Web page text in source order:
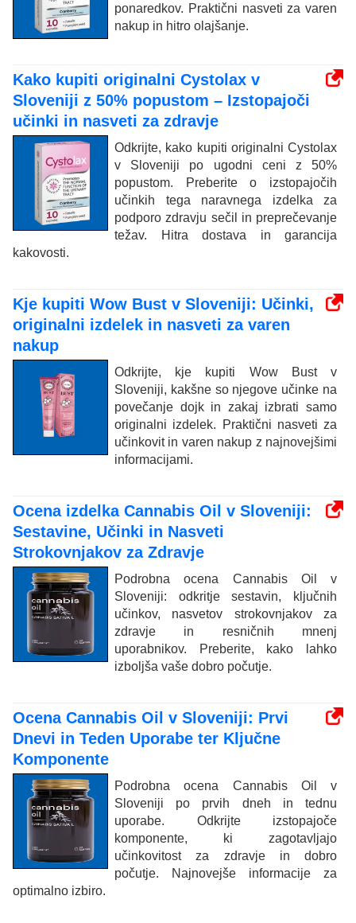
ponaredkov. Praktični nasveti za varen
nakup in hitro olajšanje.
Kako kupiti originalni Cystolax v
Sloveniji z 50% popustom – Izstopajoči
učinki in nasveti za zdravje
Odkrijte, kako kupiti originalni Cystolax
v Sloveniji po ugodni ceni z 50%
popustom. Preberite o izstopajočih
učinkih tega naravnega izdelka za
podporo zdravju sečil in preprečevanje
težav. Hitra dostava in garancija
kakovosti.
Kje kupiti Wow Bust v Sloveniji: Učinki,
originalni izdelek in nasveti za varen
nakup
Odkrijte, kje kupiti Wow Bust v
Sloveniji, kakšne so njegove učinke na
povečanje dojk in zakaj izbrati samo
originalni izdelek. Praktični nasveti za
učinkovit in varen nakup z najnovejšimi
informacijami.
Ocena izdelka Cannabis Oil v Sloveniji:
Sestavine, Učinki in Nasveti
Strokovnjakov za Zdravje
Podrobna ocena Cannabis Oil v
Sloveniji: odkritje sestavin, ključnih
učinkov, nasvetov strokovnjakov za
zdravje in resničnih mnenj
uporabnikov. Preberite, kako lahko
izboljša vaše dobro počutje.
Ocena Cannabis Oil v Sloveniji: Prvi
Dnevi in Teden Uporabe ter Ključne
Komponente
Podrobna ocena Cannabis Oil v
Sloveniji po prvih dneh in tednu
uporabe. Odkrijte izstopajoče
komponente, ki zagotavljajo
učinkovitost za zdravje in dobro
počutje. Najnovejše informacije za
optimalno izbiro.